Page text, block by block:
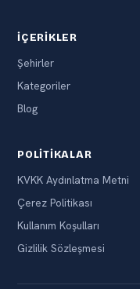
İÇERIKLER
Şehirler
Kategoriler
Blog
POLITIKALAR
KVKK Aydınlatma Metni
Çerez Politikası
Kullanım Koşulları
Gizlilik Sözleşmesi